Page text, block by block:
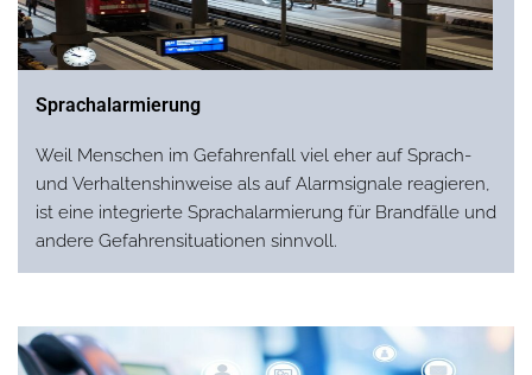
Sprachalarmierung
Weil Menschen im Gefahrenfall viel eher auf Sprach-
und Verhaltenshinweise als auf Alarmsignale reagieren,
ist eine integrierte Sprachalarmierung für Brandfälle und
andere Gefahrensituationen sinnvoll.